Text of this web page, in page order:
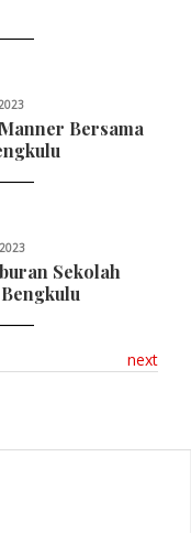
Bersama
Sekolah
next